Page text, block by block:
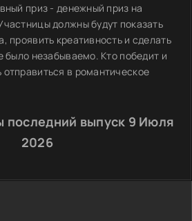
приз - денежный приз на
должны будут показать
проявить креативность и сделать
было незабываемо. Кто победит и
в романтическое
последний выпуск 9 Июля
2026